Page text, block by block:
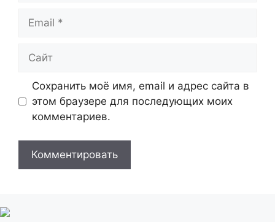
Email
Сайт
Сохранить моё имя, email и адрес сайта в
этом браузере для последующих моих
комментариев.